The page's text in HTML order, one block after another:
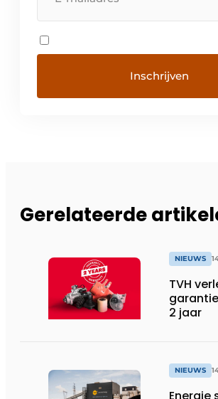
Gerelateerde
NIEUWS
TVH
2 jaar
NIEUWS